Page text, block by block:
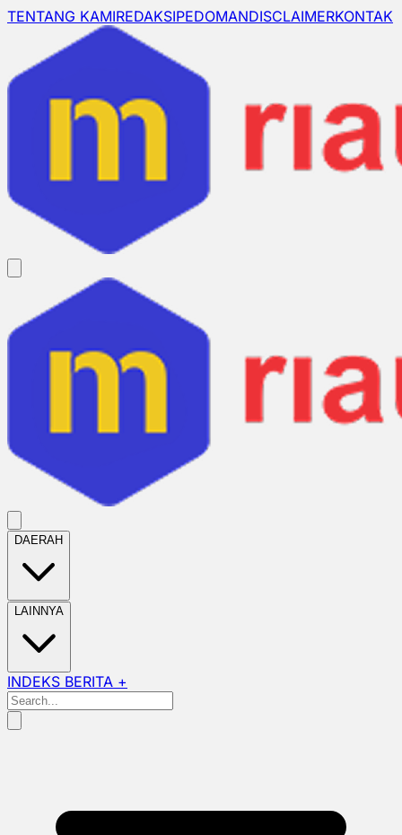
TENTANG KAMIREDAKSIPEDOMANDISCLAIMERKONTAK
DAERAH
LAINNYA
INDEKS BERITA +